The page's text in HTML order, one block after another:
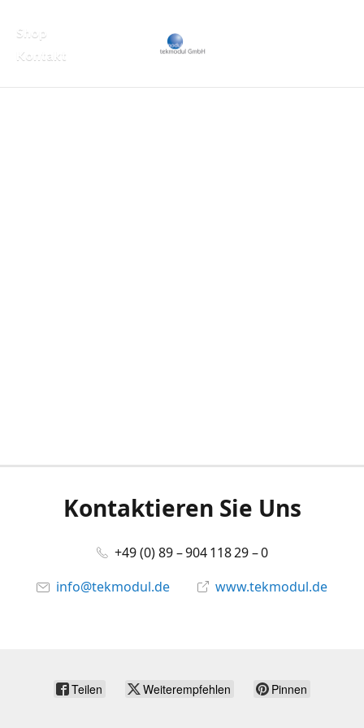
Shop
Kontakt
Kontaktieren Sie Uns
+49 (0) 89 – 904 118 29 – 0
info@tekmodul.de
www.tekmodul.de
Teilen Weiterempfehlen Pinnen